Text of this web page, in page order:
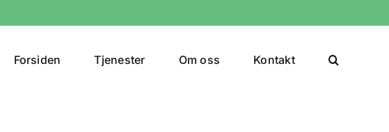
Forsiden Tjenester Om oss Kontakt